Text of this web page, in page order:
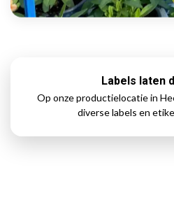
Labels laten
Op onze productielocatie in
diverse labels en